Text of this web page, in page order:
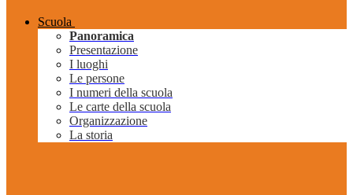
Scuola
Panoramica
Presentazione
I luoghi
Le persone
I numeri della scuola
Le carte della scuola
Organizzazione
La storia